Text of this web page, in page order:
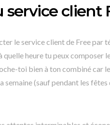
service client
le service client de Free par
heure tu peux composer
toi bien à ton combiné car
semaine (sauf pendant les